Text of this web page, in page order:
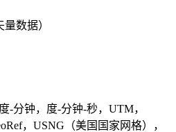
数据）
-分钟，度-分钟-秒，UTM，
，USNG（美国国家网格），